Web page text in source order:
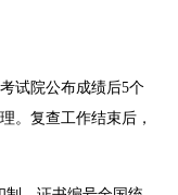
试院公布成绩后5个
。复查工作结束后，